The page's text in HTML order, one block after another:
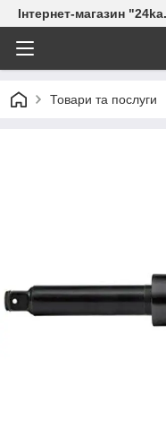
Інтернет-магазин
Товари та послуги